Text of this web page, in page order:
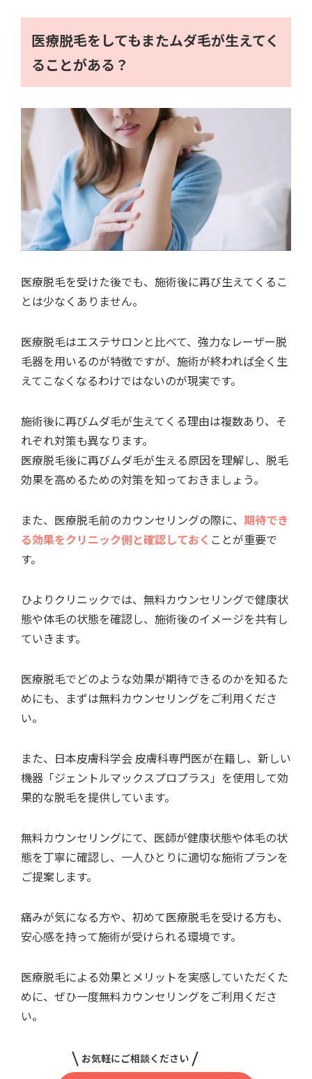
医療脱毛をしてもまたムダ毛が生えてく
ることがある？
医療脱毛を受けた後でも、施術後に再び生えてくるこ
とは少なくありません。
医療脱毛はエステサロンと比べて、強力なレーザー脱
毛器を用いるのが特徴ですが、施術が終われば全く生
えてこなくなるわけではないのが現実です。
施術後に再びムダ毛が生えてくる理由は複数あり、そ
れぞれ対策も異なります。
医療脱毛後に再びムダ毛が生える原因を理解し、脱毛
効果を高めるための対策を知っておきましょう。
また、医療脱毛前のカウンセリングの際に、 期待でき
る効果をクリニック側と確認しておく ことが重要で
す。
ひよりクリニックでは、無料カウンセリングで健康状
態や体毛の状態を確認し、施術後のイメージを共有し
ていきます。
医療脱毛でどのような効果が期待できるのかを知るた
めにも、まずは無料カウンセリングをご利用くださ
い。
また、日本皮膚科学会 皮膚科専門医が在籍し、新しい
機器「ジェントルマックスプロプラス」を使用して効
果的な脱毛を提供しています。
無料カウンセリングにて、医師が健康状態や体毛の状
態を丁寧に確認し、一人ひとりに適切な施術プランを
ご提案します。
痛みが気になる方や、初めて医療脱毛を受ける方も、
安心感を持って施術が受けられる環境です。
医療脱毛による効果とメリットを実感していただくた
めに、ぜひ一度無料カウンセリングをご利用くださ
い。
お気軽にご相談ください